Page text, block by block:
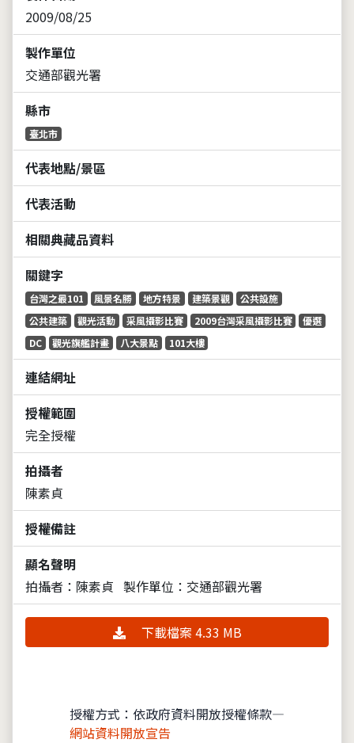
2009/08/25
製作單位
交通部觀光署
縣市
臺北市
代表地點/景區
代表活動
相關典藏品資料
關鍵字
台灣之最101 風景名勝 地方特景 建築景觀
公共設施
公共建築
觀光活動 采風攝影比賽 2009台灣采風攝影比賽
優選
DC
觀光旗艦計畫 八大景點 101大樓
連結網址
授權範圍
完全授權
拍攝者
陳素貞
授權備註
顯名聲明
拍攝者：陳素貞 製作單位：交通部觀光署
下載檔案 4.33 MB
授權方式：依政府資料開放授權條款—
網站資料開放宣告